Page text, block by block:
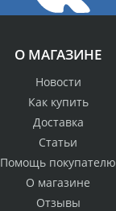
О МАГАЗИНЕ
Новости
Как купить
Доставка
Статьи
Помощь покупателю
О магазине
Отзывы